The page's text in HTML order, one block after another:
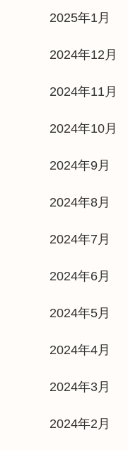
2025年1月
2024年12月
2024年11月
2024年10月
2024年9月
2024年8月
2024年7月
2024年6月
2024年5月
2024年4月
2024年3月
2024年2月